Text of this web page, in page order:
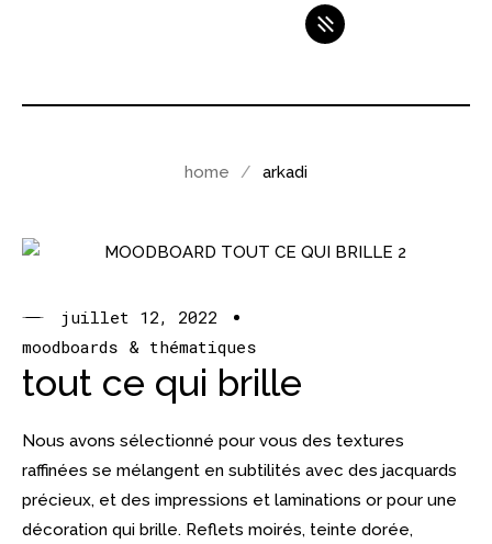
home arkadi
juillet 12, 2022
moodboards & thématiques
tout ce qui brille
Nous avons sélectionné pour vous des textures
raffinées se mélangent en subtilités avec des jacquards
précieux, et des impressions et laminations or pour une
décoration qui brille. Reflets moirés, teinte dorée,